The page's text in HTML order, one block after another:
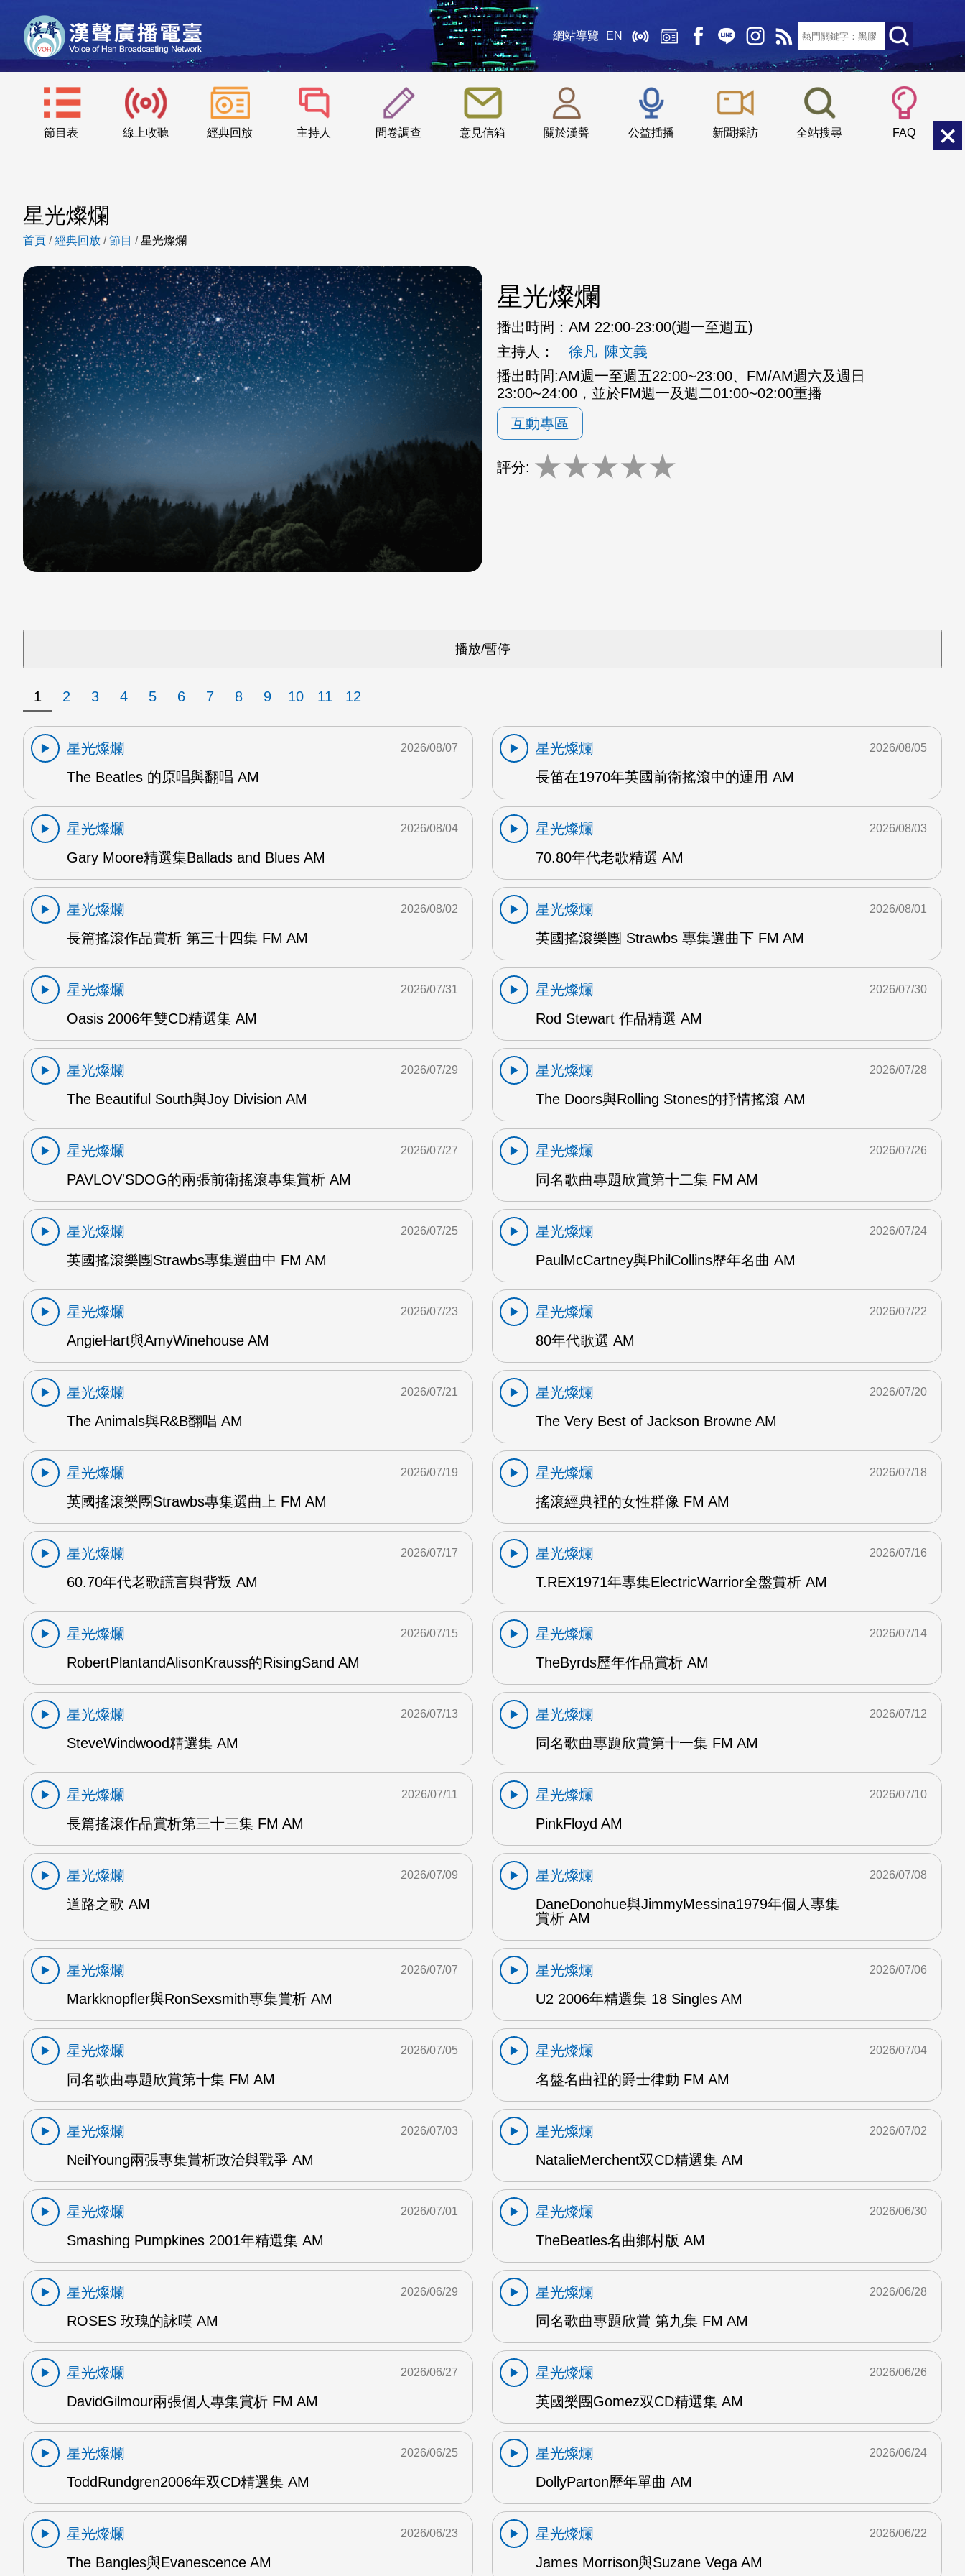
網站導覽 EN
節目表 線上收聽 經典回放 主持人 問卷調查 意見信箱 關於漢聲 公益插播 新聞採訪 全站搜尋 FAQ
::: 小 中
星光燦爛
首頁 /經典回放 /節目 /星光燦爛
星光燦爛
播出時間： AM 22:00-23:00(週一至週五)
主持人：
徐凡 陳文義
播出時間:AM週一至週五22:00~23:00、FM/AM週六及週日
23:00~24:00，並於FM週一及週二01:00~02:00重播
互動專區
評分: ★★★★★
1 2 3 4 5 6 7 8 9 10 11 12
星光燦爛
The Beatles 的原唱與翻唱 AM
2026/08/07
星光燦爛
長笛在1970年英國前衛搖滾中的運用 AM
2026/08/05
星光燦爛
Gary Moore精選集Ballads and Blues AM
2026/08/04
星光燦爛
70.80年代老歌精選 AM
2026/08/03
星光燦爛
長篇搖滾作品賞析 第三十四集 FM AM
2026/08/02
星光燦爛
英國搖滾樂團 Strawbs 專集選曲下 FM AM
2026/08/01
星光燦爛
Oasis 2006年雙CD精選集 AM
2026/07/31
星光燦爛
Rod Stewart 作品精選 AM
2026/07/30
星光燦爛
The Beautiful South與Joy Division AM
2026/07/29
星光燦爛
The Doors與Rolling Stones的抒情搖滾 AM
2026/07/28
星光燦爛
PAVLOV'SDOG的兩張前衛搖滾專集賞析 AM
2026/07/27
星光燦爛
同名歌曲專題欣賞第十二集 FM AM
2026/07/26
星光燦爛
英國搖滾樂團Strawbs專集選曲中 FM AM
2026/07/25
星光燦爛
PaulMcCartney與PhilCollins歷年名曲 AM
2026/07/24
星光燦爛
AngieHart與AmyWinehouse AM
2026/07/23
星光燦爛
80年代歌選 AM
2026/07/22
星光燦爛
The Animals與R&B翻唱 AM
2026/07/21
星光燦爛
The Very Best of Jackson Browne AM
2026/07/20
星光燦爛
英國搖滾樂團Strawbs專集選曲上 FM AM
2026/07/19
星光燦爛
搖滾經典裡的女性群像 FM AM
2026/07/18
星光燦爛
60.70年代老歌謊言與背叛 AM
2026/07/17
星光燦爛
T.REX1971年專集ElectricWarrior全盤賞析 AM
2026/07/16
星光燦爛
RobertPlantandAlisonKrauss的RisingSand AM
2026/07/15
星光燦爛
TheByrds歷年作品賞析 AM
2026/07/14
星光燦爛
SteveWindwood精選集 AM
2026/07/13
星光燦爛
同名歌曲專題欣賞第十一集 FM AM
2026/07/12
星光燦爛
長篇搖滾作品賞析第三十三集 FM AM
2026/07/11
星光燦爛
PinkFloyd AM
2026/07/10
星光燦爛
道路之歌 AM
2026/07/09
星光燦爛
DaneDonohue與JimmyMessina1979年個人專集
賞析 AM
2026/07/08
星光燦爛
Markknopfler與RonSexsmith專集賞析 AM
2026/07/07
星光燦爛
U2 2006年精選集 18 Singles AM
2026/07/06
星光燦爛
同名歌曲專題欣賞第十集 FM AM
2026/07/05
星光燦爛
名盤名曲裡的爵士律動 FM AM
2026/07/04
星光燦爛
NeilYoung兩張專集賞析政治與戰爭 AM
2026/07/03
星光燦爛
NatalieMerchent双CD精選集 AM
2026/07/02
星光燦爛
Smashing Pumpkines 2001年精選集 AM
2026/07/01
星光燦爛
TheBeatles名曲鄉村版 AM
2026/06/30
星光燦爛
ROSES 玫瑰的詠嘆 AM
2026/06/29
星光燦爛
同名歌曲專題欣賞 第九集 FM AM
2026/06/28
星光燦爛
DavidGilmour兩張個人專集賞析 FM AM
2026/06/27
星光燦爛
英國樂團Gomez双CD精選集 AM
2026/06/26
星光燦爛
ToddRundgren2006年双CD精選集 AM
2026/06/25
星光燦爛
DollyParton歷年單曲 AM
2026/06/24
星光燦爛
The Bangles與Evanescence AM
2026/06/23
星光燦爛
James Morrison與Suzane Vega AM
2026/06/22